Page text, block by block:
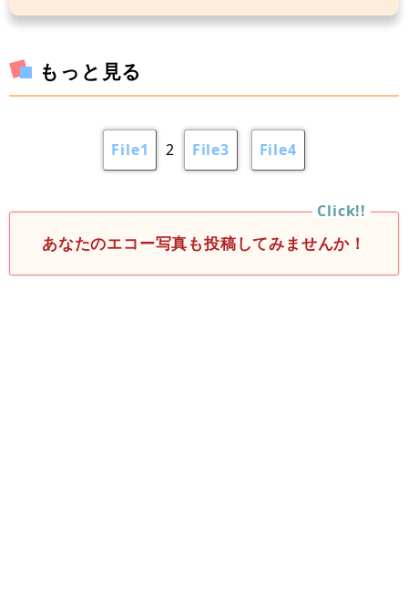
もっと見る
File1 2 File3 File4
あなたのエコー写真も投稿してみませんか！